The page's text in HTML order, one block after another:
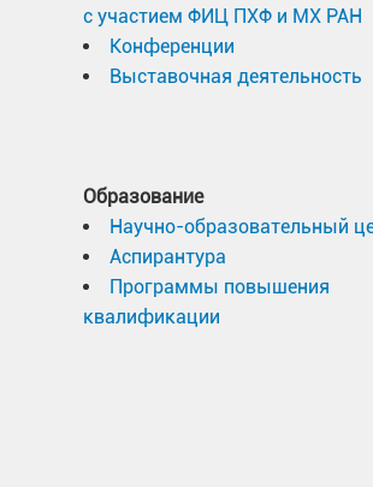
с участием ФИЦ ПХФ и МХ РАН
Конференции
Выставочная деятельность
Образование
Научно-образовательный
Аспирантура
Программы повышения
квалификации